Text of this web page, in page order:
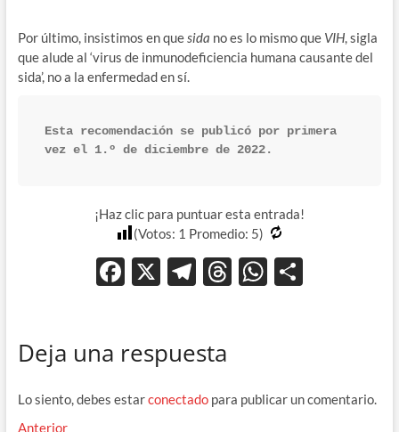
Por último, insistimos en quesida no es lo mismo que VIH, sigla
que alude al ‘virus de inmunodeficiencia humana causante del
sida’, no a la enfermedad en sí.
Esta recomendación se publicó por primera
vez el 1.º de diciembre de 2022.
¡Haz clic para puntuar esta entrada!
(Votos: 1 Promedio: 5)
F
b
o
X T
gr
m
T
ds
W
p
ti
Deja una respuesta
Lo siento, debes estarconectadopara publicar un comentario.
AnteriorEntrada